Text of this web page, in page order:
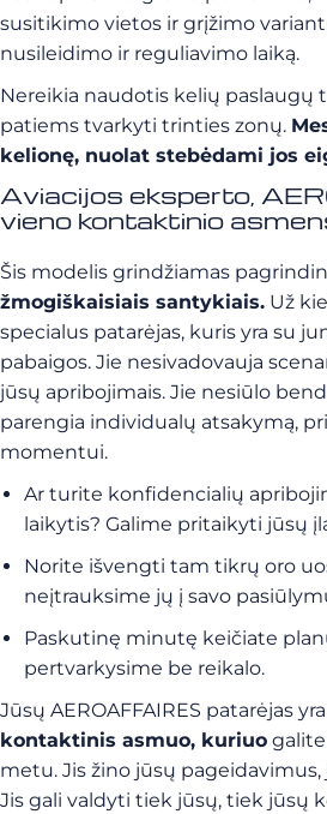
susitikimo vietos ir grįžimo
nusileidimo ir reguliavimo laiką.
Nereikia naudotis kelių paslaugų
patiems tvarkyti trinties zonų.
kelionę, nuolat stebėdami jos
Aviacijos eksperto,
vieno kontaktinio
Šis modelis grindžiamas
žmogiškaisiais santykiais. Už
specialus patarėjas, kuris yra su
pabaigos. Jie nesivadovauja
jūsų apribojimais. Jie nesiūlo
parengia individualų atsakymą,
momentui.
Ar turite konfidencialių
laikytis? Galime pritaikyti jūsų
Norite išvengti tam tikrų oro
neįtrauksime jų į savo
Paskutinę minutę keičiate
pertvarkysime be reikalo.
Jūsų AEROAFFAIRES patarėjas yra
kontaktinis asmuo, kuriuo
metu. Jis žino jūsų
Jis gali valdyti tiek jūsų, tiek jūsų